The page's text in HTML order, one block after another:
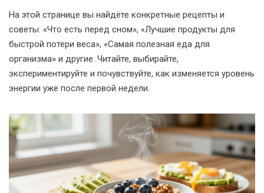
На этой странице вы найдёте конкретные рецепты и
советы: «Что есть перед сном», «Лучшие продукты для
быстрой потери веса», «Самая полезная еда для
организма» и другие. Читайте, выбирайте,
экспериментируйте и почувствуйте, как изменяется уровень
энергии уже после первой недели.